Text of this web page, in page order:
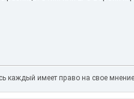
каждый имеет право на свое